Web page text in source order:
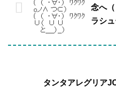
念へ
ラシ
タンタアレグリア